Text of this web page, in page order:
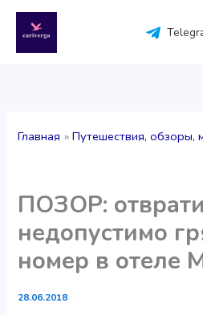
содержимому
Главная Путешествия, обзоры,
ПОЗОР:
недопустимо
номер в отеле
28.06.2018